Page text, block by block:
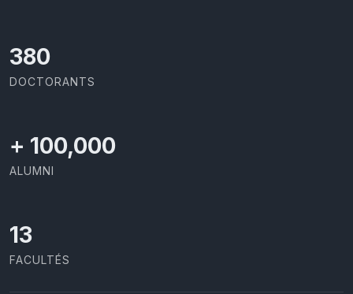
414
DOCTORANTS
+ 100,000
ALUMNI
13
FACULTÉS